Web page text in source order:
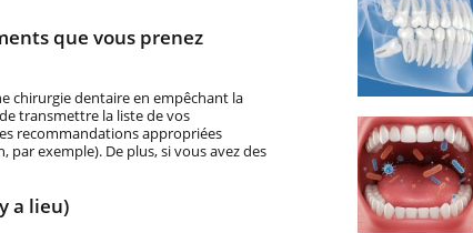
que vous prenez
chirurgie dentaire en empêchant la
transmettre la liste de vos
recommandations appropriées
par exemple). De plus, si vous avez des
a lieu)